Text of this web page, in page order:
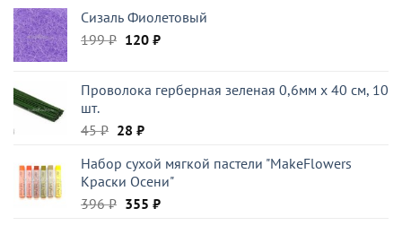
Сизаль Фиолетовый
199₽ Первоначальная
199 ₽.
120 ₽Текущая
Проволока герберная зеленая 0,6мм x 40 см, 10
шт.
45₽ Первоначальная
составляла
45 ₽.
28 ₽Текущая
28 ₽.
Набор сухой мягкой пастели "MakeFlowers
Краски Осени"
396₽ Первоначальная
355 ₽Текущая